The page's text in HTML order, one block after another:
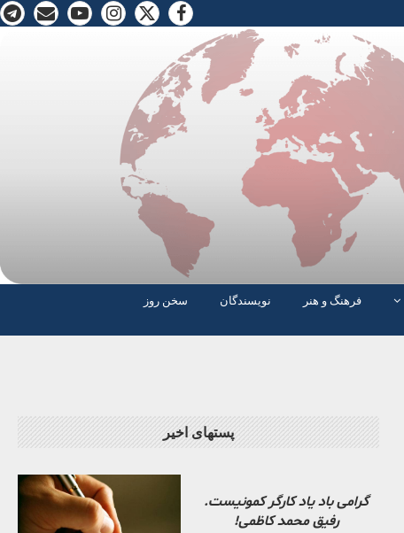
فرهنگ و هنر نویسندگان
سخن روز
پستهای اخیر
گرامی باد یاد کارگر کمونیست.
رفیق محمد کاظمی!